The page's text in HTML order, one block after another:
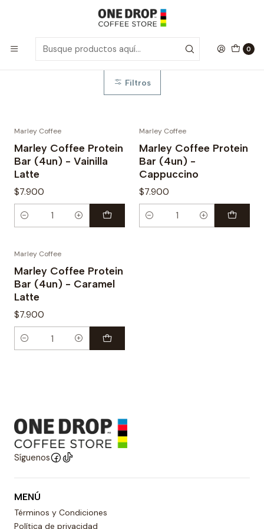
0
Inicio Barritas & Snacks
Barritas & Snacks
Filtros
Marley Coffee
Marley Coffee Protein
Bar (4un) - Vainilla
Latte
$7.900
Cantidad
Marley Coffee
Marley Coffee Protein
Bar (4un) -
Cappuccino
$7.900
Cantidad
Marley Coffee
Marley Coffee Protein
Bar (4un) - Caramel
Latte
$7.900
Cantidad
Síguenos
MENÚ
Términos y Condiciones
Política de privacidad